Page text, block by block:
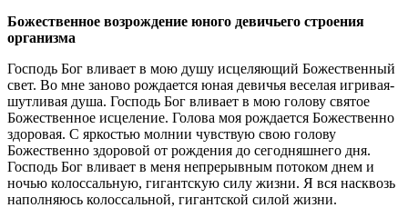
Божественное возрождение юного девичьего строения
организма
Господь Бог вливает в мою душу исцеляющий Божественный
свет. Во мне заново рождается юная девичья веселая игривая-
шутливая душа. Господь Бог вливает в мою голову святое
Божественное исцеление. Голова моя рождается Божественно
здоровая. С яркостью молнии чувствую свою голову
Божественно здоровой от рождения до сегодняшнего дня.
Господь Бог вливает в меня непрерывным потоком днем и
ночью колоссальную, гигантскую силу жизни. Я вся насквозь
наполняюсь колоссальной, гигантской силой жизни.